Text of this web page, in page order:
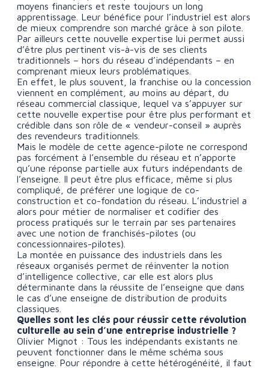
moyens financiers et reste toujours un long
apprentissage. Leur bénéfice pour l’industriel est alors
de mieux comprendre son marché grâce à son pilote.
Par ailleurs cette nouvelle expertise lui permet aussi
d’être plus pertinent vis-à-vis de ses clients
traditionnels – hors du réseau d’indépendants – en
comprenant mieux leurs problématiques.
En effet, le plus souvent, la franchise ou la concession
viennent en complément, au moins au départ, du
réseau commercial classique, lequel va s’appuyer sur
cette nouvelle expertise pour être plus performant et
crédible dans son rôle de « vendeur-conseil » auprès
des revendeurs traditionnels.
Mais le modèle de cette agence-pilote ne correspond
pas forcément à l’ensemble du réseau et n’apporte
qu’une réponse partielle aux futurs indépendants de
l’enseigne. Il peut être plus efficace, même si plus
compliqué, de préférer une logique de co-
construction et co-fondation du réseau. L’industriel a
alors pour métier de normaliser et codifier des
process pratiqués sur le terrain par ses partenaires
avec une notion de franchisés-pilotes (ou
concessionnaires-pilotes).
La montée en puissance des industriels dans les
réseaux organisés permet de réinventer la notion
d’intelligence collective, car elle est alors plus
déterminante dans la réussite de l’enseigne que dans
le cas d’une enseigne de distribution de produits
classiques.
Quelles sont les clés pour réussir cette révolution
culturelle au sein d’une entreprise industrielle ?
Olivier Mignot : Tous les indépendants existants ne
peuvent fonctionner dans le même schéma sous
enseigne. Pour répondre à cette hétérogénéité, il faut